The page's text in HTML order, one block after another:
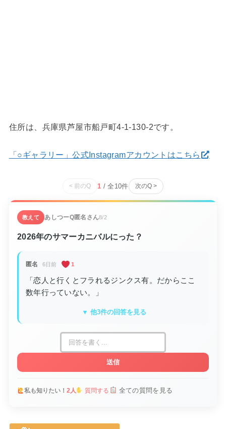
住所は、兵庫県芦屋市船戸町4-1-130-2です。
「○ギャラリー」公式Instagramアカウントはこちら
< 前のQ 1 / 全 10件 次のQ >
教えて あしつーQ匿名さん8/2
2026年のサマーカニバルにった？
匿名 6日前 1
「恋人と行くとフラれるジンクス有。だからここ
数年行っていない。」
▼ 他3件の回答を見る
送信
私も知りたい！ 2人 質問する 全ての質問を見る